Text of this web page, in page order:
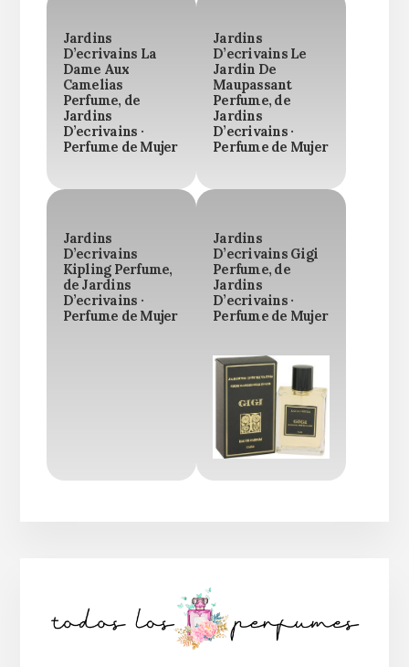
Jardins
D’ecrivains La
Dame Aux
Camelias
Perfume, de
Jardins
D’ecrivains ·
Perfume de Mujer
Jardins
D’ecrivains Le
Jardin De
Maupassant
Perfume, de
Jardins
D’ecrivains ·
Perfume de Mujer
Jardins
D’ecrivains
Kipling Perfume,
de Jardins
D’ecrivains ·
Perfume de Mujer
Jardins
D’ecrivains Gigi
Perfume, de
Jardins
D’ecrivains ·
Perfume de Mujer
lateral